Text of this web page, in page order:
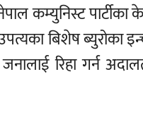
कम्युनिस्ट पार्टीका
बिशेष ब्युरोका
रिहा गर्न